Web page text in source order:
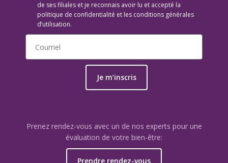
de ses filiales et je reconnais avoir lu et accepté la
politique de confidentialité et les conditions générales
d’utilisation.
Je m’inscris
Prenez rendez-vous avec un de nos experts pour une
évaluation de votre bien-être:
Prendre rendez-vous